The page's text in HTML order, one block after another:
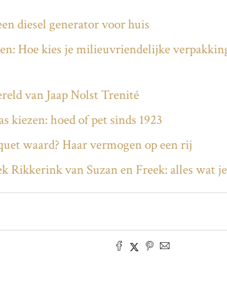
diesel generator voor huis
Hoe kies je milieuvriendelijke
van Jaap Nolst Trenité
kiezen: hoed of pet sinds 1923
waard? Haar vermogen op een rij
Rikkerink van Suzan en Freek: alles wat